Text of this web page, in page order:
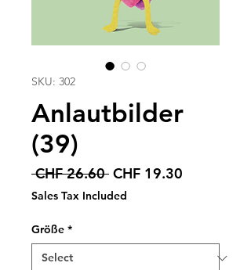
SKU: 302
Anlautbilder
(39)
CHF 26.60 Regular
Price
CHF 19.30
Sales Tax Included
Größe *